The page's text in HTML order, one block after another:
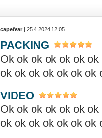
capefear | 25.4.2024 12:05
PACKING
Ok ok ok ok ok ok
ok ok ok ok ok ok ok
VIDEO
Ok ok ok ok ok ok
ok ok ok ok ok ok ok